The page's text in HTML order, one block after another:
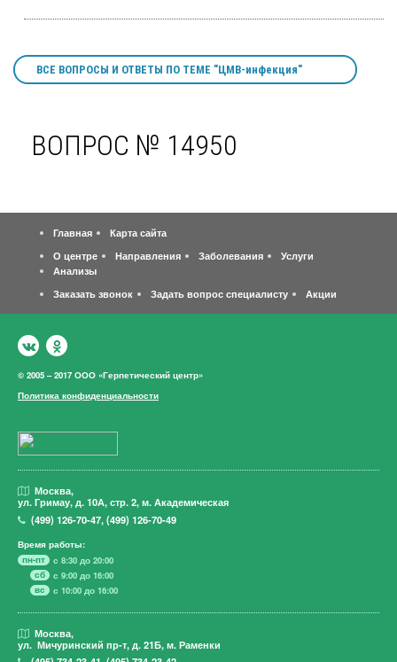
ВСЕ ВОПРОСЫ И ОТВЕТЫ ПО ТЕМЕ "ЦМВ-инфекция"
ВОПРОС № 14950
Главная
Карта сайта
О центре
Направления Заболевания
Услуги
Анализы
Заказать звонок
Задать вопрос специалисту Акции
© 2005 – 2017 ООО «Герпетический центр»
Политика конфиденциальности
Москва,
ул. Гримау, д. 10А, стр. 2, м. Академическая
(499)126-70-47,(499)126-70-49
Время работы:
пн-пт
с 8:30 до 20:00
сб
с 9:00 до 16:00
вс
с 10:00 до 16:00
Москва,
ул. Мичуринский пр-т, д. 21Б, м. Раменки